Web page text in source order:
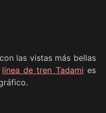
las vistas más bellas
línea de tren Tadami es